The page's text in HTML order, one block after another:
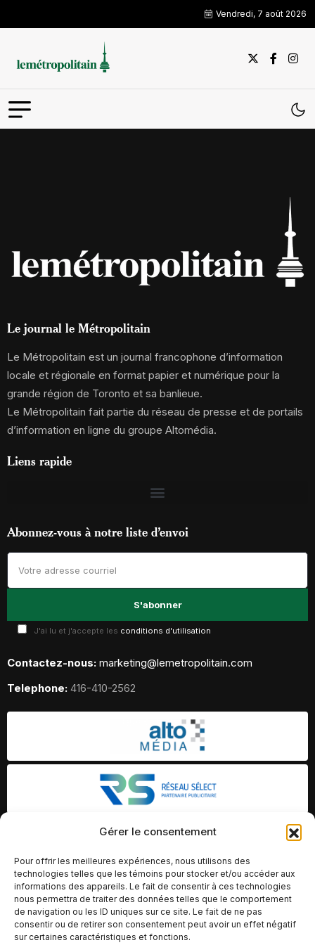
Gérer le consentement
Pour offrir les meilleures expériences, nous utilisons des
technologies telles que les témoins pour stocker et/ou accéder aux
informations des appareils. Le fait de consentir à ces technologies
nous permettra de traiter des données telles que le comportement
de navigation ou les ID uniques sur ce site. Le fait de ne pas
consentir ou de retirer son consentement peut avoir un effet négatif
sur certaines caractéristiques et fonctions.
Vendredi, 7 août 2026
Le journal le Métropolitain
Le Métropolitain est un journal francophone d’information
locale et régionale en format papier et numérique pour la
grande région de Toronto et sa banlieue.
Le Métropolitain fait partie du réseau de presse et de portails
d’information en ligne du groupe Altomédia.
Liens rapide
Abonnez-vous à notre liste d’envoi
J'ai lu et j'accepte les conditions d'utilisation
Contactez-nous: marketing@lemetropolitain.com
Telephone: 416-410-2562